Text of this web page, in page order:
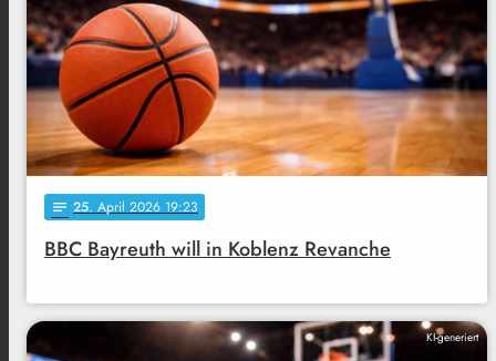
notes 25. April 2026 19:23
BBC Bayreuth will in Koblenz Revanche
KI-generiert